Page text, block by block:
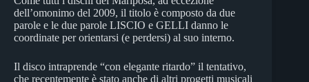
dell’omonimo del 2009, il titolo è composto da due
parole e le due parole LISCIO e GELLI danno le
coordinate per orientarsi (e perdersi) al suo interno.
Il disco intraprende “con elegante ritardo” il tentativo,
che recentemente è stato anche di altri progetti musicali